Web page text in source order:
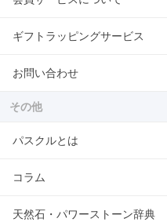
ギフトラッピングサービス
お問い合わせ
その他
パスクルとは
コラム
天然石・パワーストーン辞典